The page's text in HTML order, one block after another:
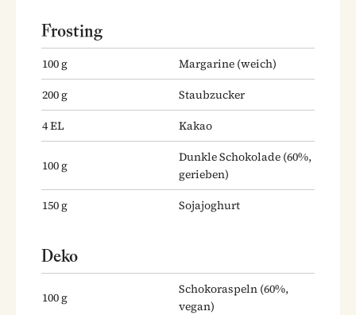
Frosting
100g Margarine (weich)
200g
Staubzucker
4EL Kakao
100g
Dunkle Schokolade (60%,
gerieben)
150g Sojajoghurt
Deko
100g
Schokoraspeln (60%,
vegan)